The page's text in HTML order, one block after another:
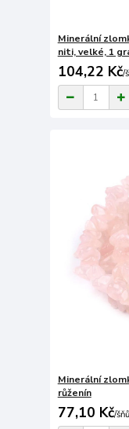
Minerální
niti, velké, 1
104,22 Kč/
Minerální
růženín
77,10 Kč/